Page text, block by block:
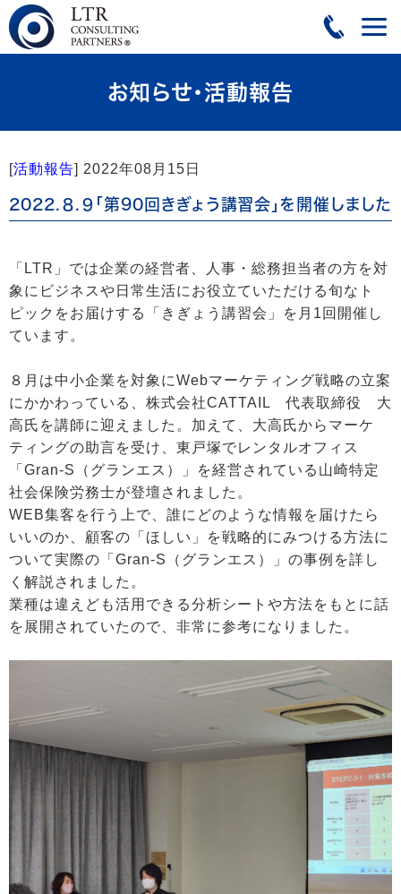
お知らせ・活動報告
[活動報告] 2022年08月15日
2022.８.９「第90回きぎょう講習会」を開催しました
「LTR」では企業の経営者、人事・総務担当者の方を対
象にビジネスや日常生活にお役立ていただける旬なト
ピックをお届けする「きぎょう講習会」を月1回開催し
ています。
８月は中小企業を対象にWebマーケティング戦略の立案
にかかわっている、株式会社CATTAIL 代表取締役 大
高氏を講師に迎えました。加えて、大高氏からマーケ
ティングの助言を受け、東戸塚でレンタルオフィス
「Gran-S（グランエス）」を経営されている山崎特定
社会保険労務士が登壇されました。
WEB集客を行う上で、誰にどのような情報を届けたら
いいのか、顧客の「ほしい」を戦略的にみつける方法に
ついて実際の「Gran-S（グランエス）」の事例を詳し
く解説されました。
業種は違えども活用できる分析シートや方法をもとに話
を展開されていたので、非常に参考になりました。